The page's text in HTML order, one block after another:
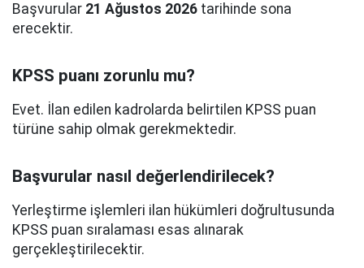
Başvurular 21 Ağustos 2026 tarihinde sona
erecektir.
KPSS puanı zorunlu mu?
Evet. İlan edilen kadrolarda belirtilen KPSS puan
türüne sahip olmak gerekmektedir.
Başvurular nasıl değerlendirilecek?
Yerleştirme işlemleri ilan hükümleri doğrultusunda
KPSS puan sıralaması esas alınarak
gerçekleştirilecektir.